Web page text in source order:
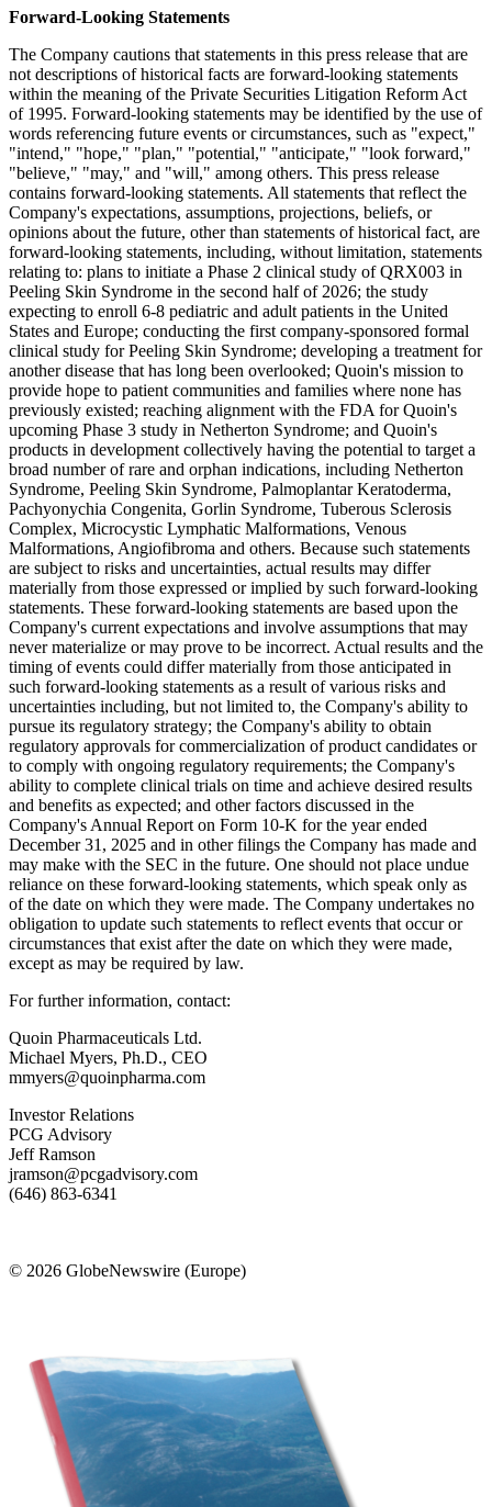
Forward-Looking Statements
The Company cautions that statements in this press release that are
not descriptions of historical facts are forward-looking statements
within the meaning of the Private Securities Litigation Reform Act
of 1995. Forward-looking statements may be identified by the use of
words referencing future events or circumstances, such as "expect,"
"intend," "hope," "plan," "potential," "anticipate," "look forward,"
"believe," "may," and "will," among others. This press release
contains forward-looking statements. All statements that reflect the
Company's expectations, assumptions, projections, beliefs, or
opinions about the future, other than statements of historical fact, are
forward-looking statements, including, without limitation, statements
relating to: plans to initiate a Phase 2 clinical study of QRX003 in
Peeling Skin Syndrome in the second half of 2026; the study
expecting to enroll 6-8 pediatric and adult patients in the United
States and Europe; conducting the first company-sponsored formal
clinical study for Peeling Skin Syndrome; developing a treatment for
another disease that has long been overlooked; Quoin's mission to
provide hope to patient communities and families where none has
previously existed; reaching alignment with the FDA for Quoin's
upcoming Phase 3 study in Netherton Syndrome; and Quoin's
products in development collectively having the potential to target a
broad number of rare and orphan indications, including Netherton
Syndrome, Peeling Skin Syndrome, Palmoplantar Keratoderma,
Pachyonychia Congenita, Gorlin Syndrome, Tuberous Sclerosis
Complex, Microcystic Lymphatic Malformations, Venous
Malformations, Angiofibroma and others. Because such statements
are subject to risks and uncertainties, actual results may differ
materially from those expressed or implied by such forward-looking
statements. These forward-looking statements are based upon the
Company's current expectations and involve assumptions that may
never materialize or may prove to be incorrect. Actual results and the
timing of events could differ materially from those anticipated in
such forward-looking statements as a result of various risks and
uncertainties including, but not limited to, the Company's ability to
pursue its regulatory strategy; the Company's ability to obtain
regulatory approvals for commercialization of product candidates or
to comply with ongoing regulatory requirements; the Company's
ability to complete clinical trials on time and achieve desired results
and benefits as expected; and other factors discussed in the
Company's Annual Report on Form 10-K for the year ended
December 31, 2025 and in other filings the Company has made and
may make with the SEC in the future. One should not place undue
reliance on these forward-looking statements, which speak only as
of the date on which they were made. The Company undertakes no
obligation to update such statements to reflect events that occur or
circumstances that exist after the date on which they were made,
except as may be required by law.
For further information, contact:
Quoin Pharmaceuticals Ltd.
Michael Myers, Ph.D., CEO
mmyers@quoinpharma.com
Investor Relations
PCG Advisory
Jeff Ramson
jramson@pcgadvisory.com
(646) 863-6341
© 2026 GlobeNewswire (Europe)